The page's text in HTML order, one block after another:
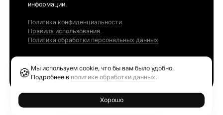
информации.
Политика конфиденциальности
Правила использования
Политика обработки персональных данных
🍪 Мы используем cookie, что бы вам было удобно.
Подробнее в политике обработки данных.
Хорошо
Ethereum GAS Tracker